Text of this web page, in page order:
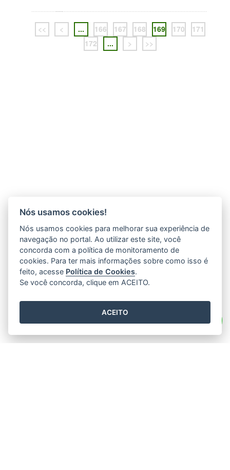
<< < ... 166 167 168 169 170
171
172
... > >>
Nós usamos cookies!
Nós usamos cookies para melhorar sua experiência de
navegação no portal. Ao utilizar este site, você
concorda com a política de monitoramento de
cookies. Para ter mais informações sobre como isso é
feito, acesse Política de Cookies.
Se você concorda, clique em ACEITO.
ACEITO